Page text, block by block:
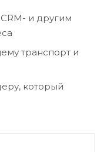
и другим
транспорт и
который